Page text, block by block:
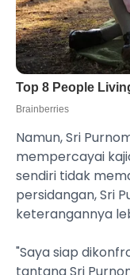
Namun, Sri
mempercayai
sendiri tidak
persidangan, Sri
keterangannya
"Saya siap